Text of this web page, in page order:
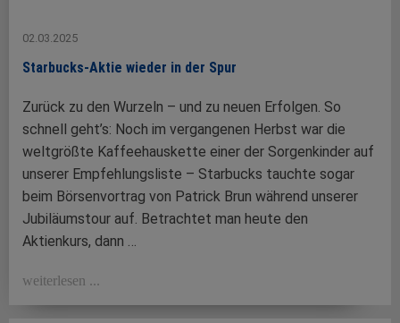
02.03.2025
Starbucks-Aktie wieder in der Spur
Zurück zu den Wurzeln – und zu neuen Erfolgen. So
schnell geht’s: Noch im vergangenen Herbst war die
weltgrößte Kaffeehauskette einer der Sorgenkinder auf
unserer Empfehlungsliste – Starbucks tauchte sogar
beim Börsenvortrag von Patrick Brun während unserer
Jubiläumstour auf. Betrachtet man heute den
Aktienkurs, dann …
weiterlesen ...